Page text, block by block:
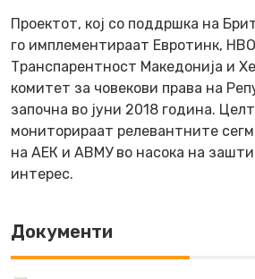
Проектот, кој со поддршка на
го имплементираат Евротинк,
Транспарентност Македонија и
комитет за човекови права на
започна во јуни 2018 година.
мониторираат релевантните
на АЕК и АВМУ во насока на
интерес.
Документи